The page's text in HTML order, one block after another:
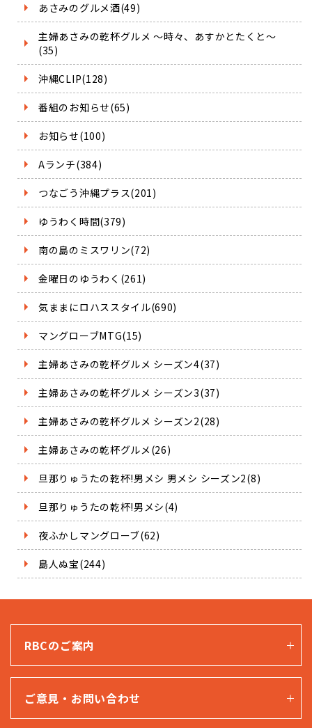
あさみのグルメ酒(49)
主婦あさみの乾杯グルメ ～時々、あすかとたくと～
(35)
沖縄CLIP(128)
番組のお知らせ(65)
お知らせ(100)
Aランチ(384)
つなごう沖縄プラス(201)
ゆうわく時間(379)
南の島のミスワリン(72)
金曜日のゆうわく(261)
気ままにロハススタイル(690)
マングローブMTG(15)
主婦あさみの乾杯グルメ シーズン4(37)
主婦あさみの乾杯グルメ シーズン3(37)
主婦あさみの乾杯グルメ シーズン2(28)
主婦あさみの乾杯グルメ(26)
旦那りゅうたの乾杯!男メシ 男メシ シーズン2(8)
旦那りゅうたの乾杯!男メシ(4)
夜ふかしマングローブ(62)
島人ぬ宝(244)
RBCのご案内
ご意見・お問い合わせ